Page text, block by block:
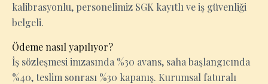
kalibrasyonlu, personelimiz SGK kayıtlı ve iş güvenliği
belgeli.
Ödeme nasıl yapılıyor?
İş sözleşmesi imzasında %30 avans, saha başlangıcında
%40, teslim sonrası %30 kapanış. Kurumsal faturalı